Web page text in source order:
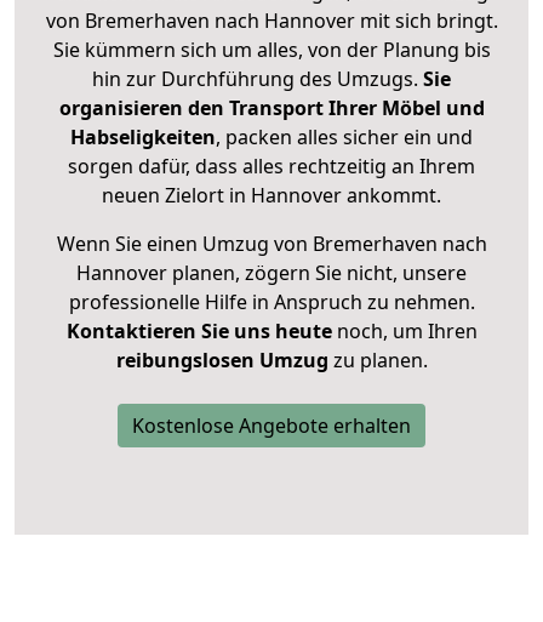
von Bremerhaven nach Hannover mit sich bringt.
Sie kümmern sich um alles, von der Planung bis
hin zur Durchführung des Umzugs. Sie
organisieren den Transport Ihrer Möbel und
Habseligkeiten, packen alles sicher ein und
sorgen dafür, dass alles rechtzeitig an Ihrem
neuen Zielort in Hannover ankommt.
Wenn Sie einen Umzug von Bremerhaven nach
Hannover planen, zögern Sie nicht, unsere
professionelle Hilfe in Anspruch zu nehmen.
Kontaktieren Sie uns heutenoch, um Ihren
reibungslosen Umzug zu planen.
Kostenlose Angebote erhalten